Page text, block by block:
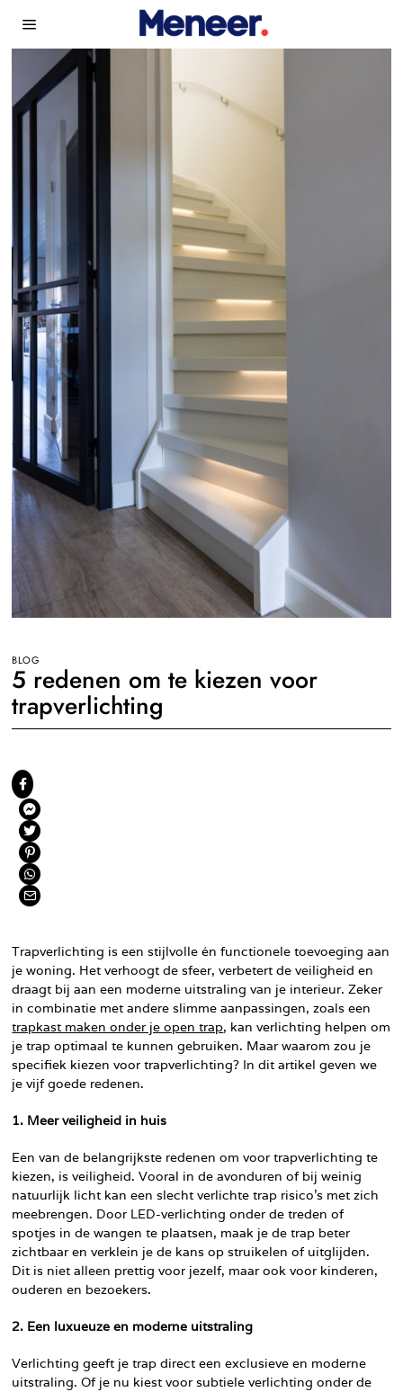
BLOG
5 redenen om te kiezen voor
trapverlichting
Trapverlichting is een stijlvolle én functionele toevoeging aan
je woning. Het verhoogt de sfeer, verbetert de veiligheid en
draagt bij aan een moderne uitstraling van je interieur. Zeker
in combinatie met andere slimme aanpassingen, zoals een
trapkast maken onder je open trap, kan verlichting helpen om
je trap optimaal te kunnen gebruiken. Maar waarom zou je
specifiek kiezen voor trapverlichting? In dit artikel geven we
je vijf goede redenen.
1. Meer veiligheid in huis
Een van de belangrijkste redenen om voor trapverlichting te
kiezen, is veiligheid. Vooral in de avonduren of bij weinig
natuurlijk licht kan een slecht verlichte trap risico’s met zich
meebrengen. Door LED-verlichting onder de treden of
spotjes in de wangen te plaatsen, maak je de trap beter
zichtbaar en verklein je de kans op struikelen of uitglijden.
Dit is niet alleen prettig voor jezelf, maar ook voor kinderen,
ouderen en bezoekers.
2. Een luxueuze en moderne uitstraling
Verlichting geeft je trap direct een exclusieve en moderne
uitstraling. Of je nu kiest voor subtiele verlichting onder de